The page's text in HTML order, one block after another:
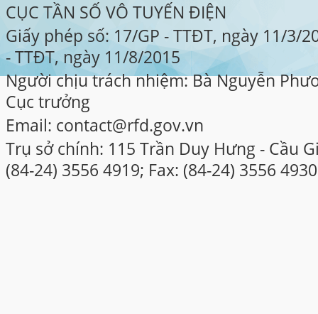
CỤC TẦN SỐ VÔ TUYẾN ĐIỆN
Giấy phép số: 17/GP - TTĐT, ngày 11/3/
- TTĐT, ngày 11/8/2015
Người chịu trách nhiệm: Bà Nguyễn
Cục trưởng
Email: contact@rfd.gov.vn
Trụ sở chính: 115 Trần Duy Hưng - Cầu
(84-24) 3556 4919; Fax: (84-24) 3556 4930